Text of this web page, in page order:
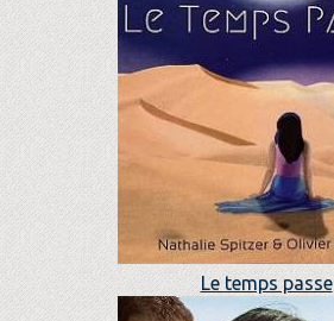
Le temps passe